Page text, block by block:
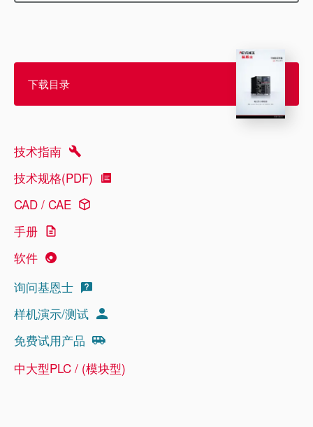
下载目录
技术指南
技术规格(PDF)
CAD / CAE
手册
软件
询问基恩士
样机演示/测试
免费试用产品
中大型PLC / (模块型)